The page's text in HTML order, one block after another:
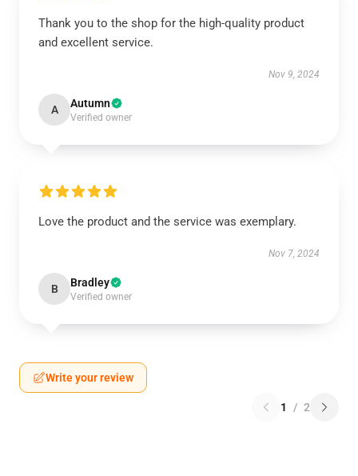
Thank you to the shop for the high-quality product
and excellent service.
Nov 9, 2024
A Autumn
Verified owner
Love the product and the service was exemplary.
Nov 7, 2024
B Bradley
Verified owner
Write your review
1 / 2